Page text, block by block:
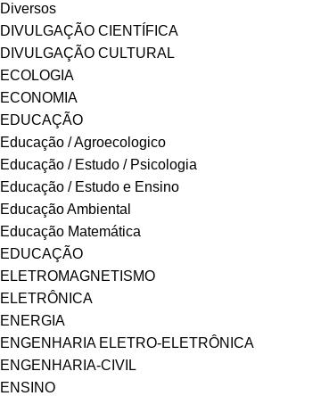
Diversos
DIVULGAÇÃO CIENTÍFICA
DIVULGAÇÃO CULTURAL
ECOLOGIA
ECONOMIA
EDUCAÇÃO
Educação / Agroecologico
Educação / Estudo / Psicologia
Educação / Estudo e Ensino
Educação Ambiental
Educação Matemática
EDUCAÇÃO
ELETROMAGNETISMO
ELETRÔNICA
ENERGIA
ENGENHARIA ELETRO-ELETRÔNICA
ENGENHARIA-CIVIL
ENSINO